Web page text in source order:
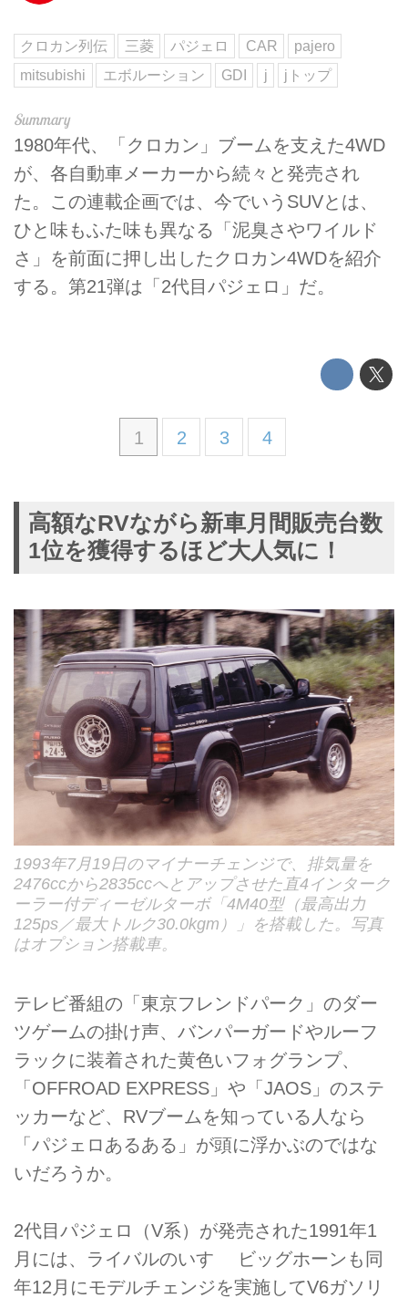
クロカン列伝 三菱 パジェロ CAR
pajero
mitsubishi
エボルーション GDI j jトップ
1980年代、「クロカン」ブームを支えた4WD
が、各自動車メーカーから続々と発売され
た。この連載企画では、今でいうSUVとは、
ひと味もふた味も異なる「泥臭さやワイルド
さ」を前面に押し出したクロカン4WDを紹介
する。第21弾は「2代目パジェロ」だ。
1 2 3 4
高額なRVながら新車月間販売台数
1位を獲得するほど大人気に！
1993年7月19日のマイナーチェンジで、排気量を
2476ccから2835ccへとアップさせた直4インターク
ーラー付ディーゼルターボ「4M40型（最高出力
125ps／最大トルク30.0kgm）」を搭載した。写真
はオプション搭載車。
テレビ番組の「東京フレンドパーク」のダー
ツゲームの掛け声、バンパーガードやルーフ
ラックに装着された黄色いフォグランプ、
「OFFROAD EXPRESS」や「JAOS」のステ
ッカーなど、RVブームを知っている人なら
「パジェロあるある」が頭に浮かぶのではな
いだろうか。
2代目パジェロ（V系）が発売された1991年1
月には、ライバルのいすゞ ビッグホーンも同
年12月にモデルチェンジを実施してV6ガソリ